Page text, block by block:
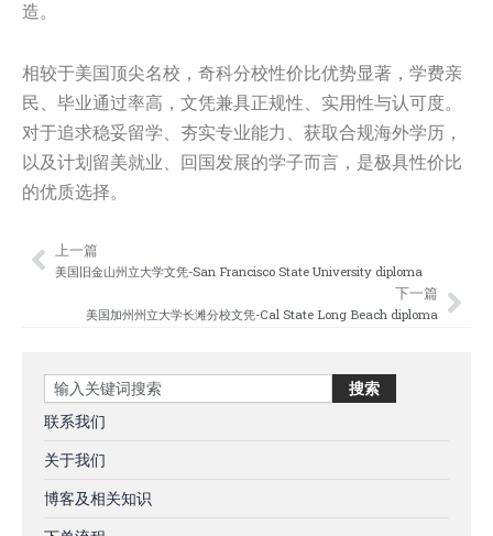
造。
相较于美国顶尖名校，奇科分校性价比优势显著，学费亲
民、毕业通过率高，文凭兼具正规性、实用性与认可度。
对于追求稳妥留学、夯实专业能力、获取合规海外学历，
以及计划留美就业、回国发展的学子而言，是极具性价比
的优质选择。
Prev
上一篇
美国旧金山州立大学文凭-San Francisco State University diploma
下一篇
美国加州州立大学长滩分校文凭-Cal State Long Beach diploma
Search 搜索
联系我们
关于我们
博客及相关知识